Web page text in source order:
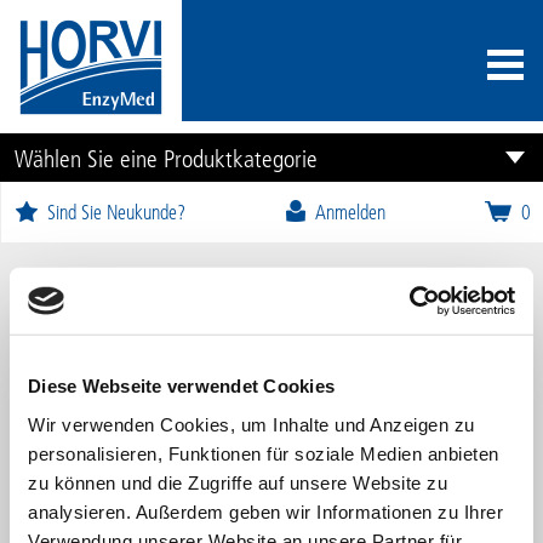
Diese Webseite verwendet Cookies
Wir verwenden Cookies, um Inhalte und Anzeigen zu
personalisieren, Funktionen für soziale Medien anbieten
zu können und die Zugriffe auf unsere Website zu
analysieren. Außerdem geben wir Informationen zu Ihrer
Wählen Sie eine Produktkategorie
Sind Sie Neukunde? Anmelden 0
Serpalgin